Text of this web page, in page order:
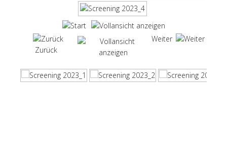
Zurück
Weiter